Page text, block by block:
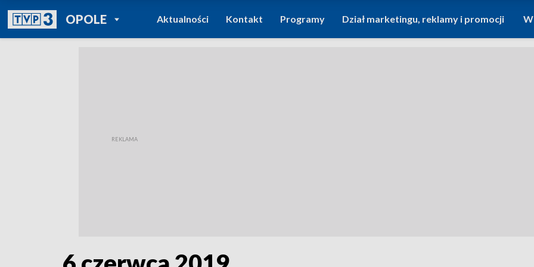
OPOLEPOWRÓT DO
TVP REGIONY
Aktualności Kontakt Programy Dział marketingu, reklamy i promocji